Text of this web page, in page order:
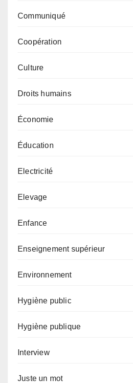
Communiqué
Coopération
Culture
Droits humains
Économie
Éducation
Electricité
Elevage
Enfance
Enseignement supérieur
Environnement
Hygiène public
Hygiène publique
Interview
Juste un mot